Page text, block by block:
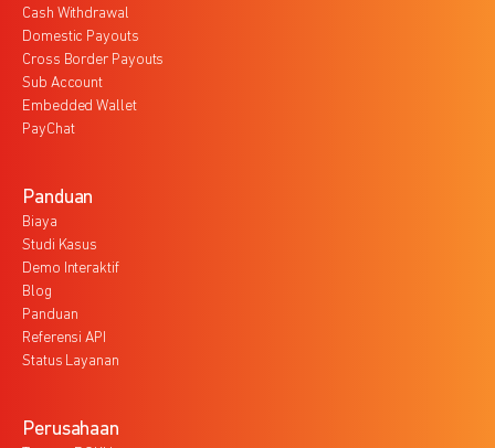
Cash Withdrawal
Domestic Payouts
Cross Border Payouts
Sub Account
Embedded Wallet
PayChat
Panduan
Biaya
Studi Kasus
Demo Interaktif
Blog
Panduan
Referensi API
Status Layanan
Perusahaan